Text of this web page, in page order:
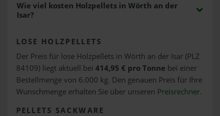
Wie viel kosten Holzpellets in Wörth an der
Isar?
LOSE HOLZPELLETS
Der Preis für lose Holzpellets in Wörth an der Isar (PLZ
84109) liegt aktuell bei 414,95 € pro Tonne bei einer
Bestellmenge von 6.000 kg. Den genauen Preis für Ihre
Wunschmenge erhalten Sie über unseren Preisrechner.
PELLETS SACKWARE